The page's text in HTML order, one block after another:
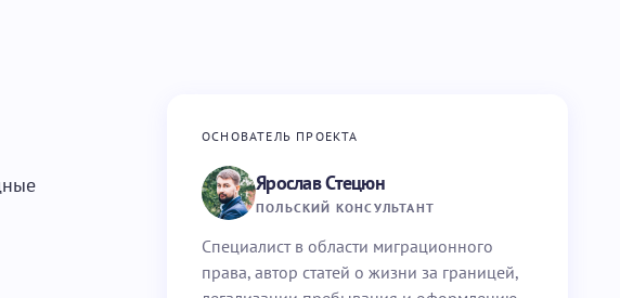
ОСНОВАТЕЛЬ ПРОЕКТА
Ярослав Стецюн
ПОЛЬСКИЙ КОНСУЛЬТАНТ
Специалист в области миграционного
права, автор статей о жизни за границей,